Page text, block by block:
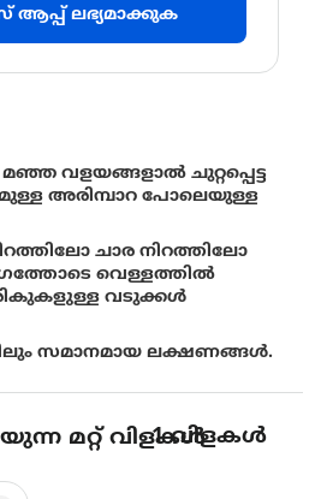
ആപ്പ് ലഭ്യമാക്കുക
വളയങ്ങളാല്‍ ചുറ്റപ്പെട്ട
അരിമ്പാറ പോലെയുള്ള
ചാര നിറത്തിലോ
വെള്ളത്തില്‍
വടുക്കള്‍
സമാനമായ ലക്ഷണങ്ങൾ.
മറ്റ് വിളകൾ
1വിളകൾ